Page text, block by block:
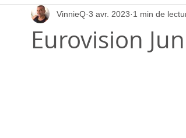
Concours 2021 Concours 2022
Eurovision
VinnieQ 3 avr. 2023 1 min de